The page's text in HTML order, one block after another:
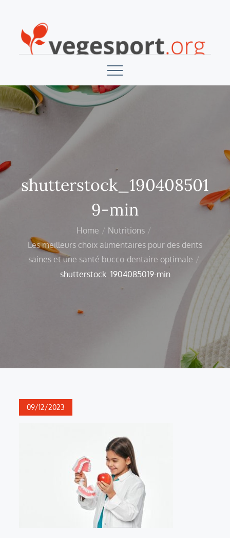
content
Vegesport
shutterstock_190408501
9-min
Home
Nutritions
Les meilleurs choix alimentaires pour des dents
saines et une santé bucco-dentaire optimale
shutterstock_1904085019-min
Posted
09/12/2023